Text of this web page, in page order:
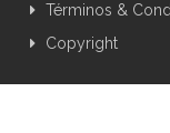
Términos &
Copyright